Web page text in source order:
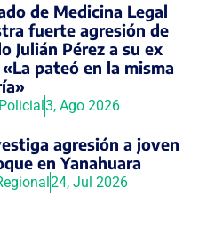
de Medicina Legal
fuerte agresión de
Julián Pérez a su ex
pateó en la misma
Policial3, Ago 2026
agresión a joven
en Yanahuara
24, Jul 2026